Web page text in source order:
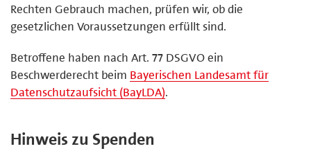
Rechten Gebrauch machen, prüfen wir, ob die
gesetzlichen Voraussetzungen erfüllt sind.
Betroffene haben nach Art. 77 DSGVO ein
Beschwerderecht beim Bayerischen Landesamt für
Datenschutzaufsicht (BayLDA).
Hinweis zu Spenden